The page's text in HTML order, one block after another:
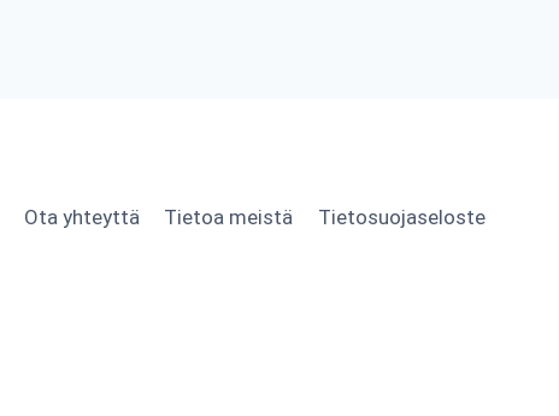
Ota yhteyttä Tietoa meistä Tietosuojaseloste